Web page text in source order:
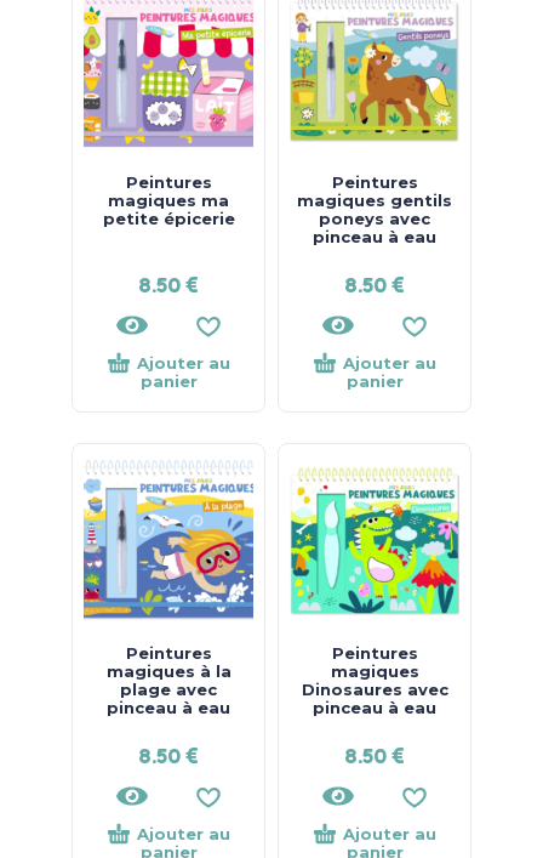
Peintures
magiques ma
petite épicerie
8.50€
Ajouter au
panier
Peintures
magiques gentils
poneys avec
pinceau à eau
8.50€
Ajouter au
panier
Peintures
magiques à la
plage avec
pinceau à eau
8.50€
Ajouter au
panier
Peintures
magiques
Dinosaures avec
pinceau à eau
8.50€
Ajouter au
panier